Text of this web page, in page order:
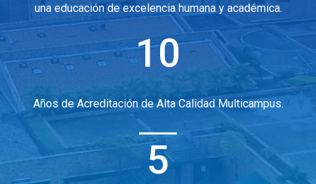
una educación de excelencia humana y académica.
10
Años de Acreditación de Alta Calidad Multicampus.
5